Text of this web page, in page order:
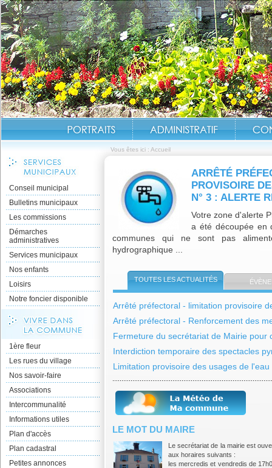
Vous êtes ici : Accueil
Conseil municipal
Bulletins municipaux
Les commissions
Démarches
administratives
Services municipaux
Nos enfants
Loisirs
Notre foncier disponible
1ère fleur
Les rues du village
Nos savoir-faire
Associations
Intercommunalité
Informations utiles
Plan d'accès
Plan cadastral
Petites annonces
ARRÊTÉ
PROVISOIRE
N° 3 : ALERTE
Votre zone d'alerte
a été découpée en
communes qui ne sont pas
hydrographique ...
TOUTES LES ACTUALITÉS
Arrêté préfectoral - limitation provisoire
Arrêté préfectoral - Renforcement des
Fermeture du secrétariat de Mairie pour
Interdiction temporaire des spectacles
Limitation provisoire des usages de
LE MOT DU MAIRE
Le secrétariat de la mairie est
aux horaires suivants :
les mercredis et vendredis de